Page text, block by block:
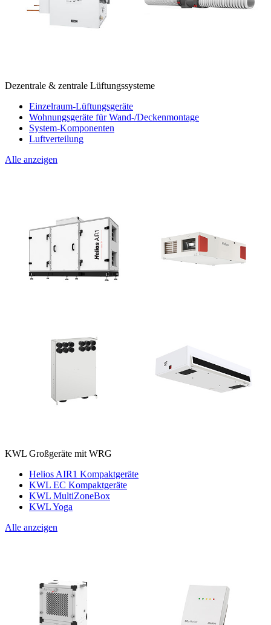
Dezentrale & zentrale Lüftungssysteme
Einzelraum-Lüftungsgeräte
Wohnungsgeräte für Wand-/Deckenmontage
System-Komponenten
Luftverteilung
Alle anzeigen
KWL Großgeräte mit WRG
Helios AIR1 Kompaktgeräte
KWL EC Kompaktgeräte
KWL MultiZoneBox
KWL Yoga
Alle anzeigen